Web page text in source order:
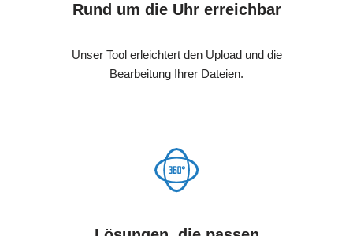
Rund um die Uhr erreichbar
Unser Tool erleichtert den Upload und die
Bearbeitung Ihrer Dateien.